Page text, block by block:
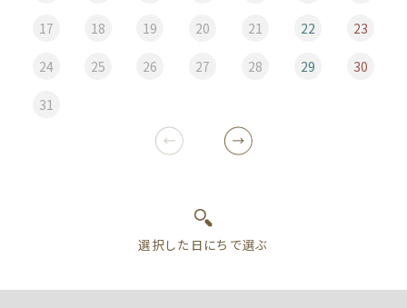
17 18 19 20 21 22 23
24 25 26 27 28 29 30
31